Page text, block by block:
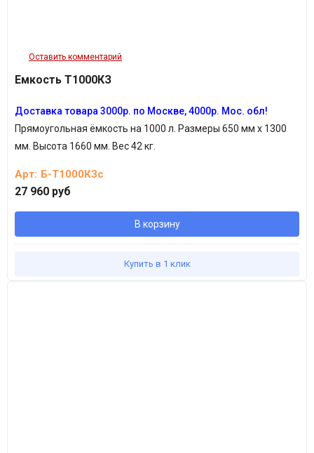
Оставить комментарий
Емкость Т1000КЗ
Доставка товара 3000р. по Москве, 4000р. Мос. обл!
Прямоугольная ёмкость на 1000 л. Размеры 650 мм х 1300
мм. Высота 1660 мм. Вес 42 кг.
Арт: Б-Т1000КЗс
27 960 руб
В корзину
Купить в 1 клик